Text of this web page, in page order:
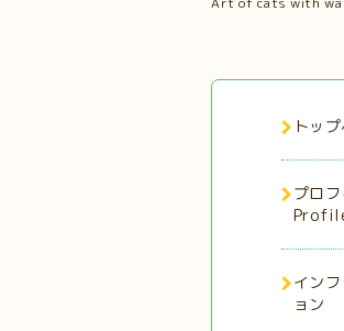
トッ
プロ
イン
ョン